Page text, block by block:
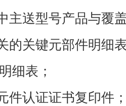
主送型号产品与覆
的关键元部件明细
细表；
件认证证书复印件